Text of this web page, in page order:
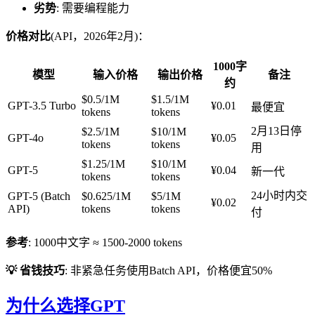
劣势: 需要编程能力
价格对比(API，2026年2月)：
模型 输入价格 输出价格
1000字
约
备注
GPT-3.5 Turbo
$0.5/1M
tokens
$1.5/1M
tokens
¥0.01 最便宜
GPT-4o
$2.5/1M
tokens
$10/1M
tokens
¥0.05
2月13日停
用
GPT-5
$1.25/1M
tokens
$10/1M
tokens
¥0.04 新一代
GPT-5 (Batch
API)
$0.625/1M
tokens
$5/1M
tokens
¥0.02
24小时内交
付
参考: 1000中文字 ≈ 1500-2000 tokens
💡 省钱技巧: 非紧急任务使用Batch API，价格便宜50%
为什么选择GPT